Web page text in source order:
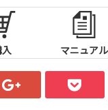
マニュアル